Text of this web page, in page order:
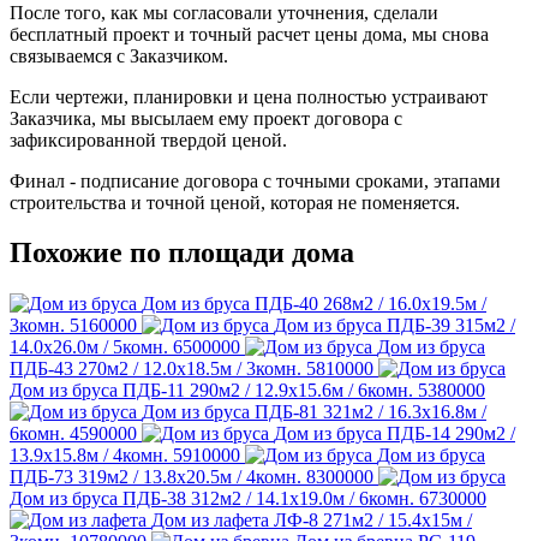
После того, как мы согласовали уточнения, сделали
бесплатный проект и точный расчет цены дома, мы снова
связываемся с Заказчиком.
Если чертежи, планировки и цена полностью устраивают
Заказчика, мы высылаем ему проект договора с
зафиксированной твердой ценой.
Финал - подписание договора с точными сроками, этапами
строительства и точной ценой, которая не поменяется.
Похожие по площади дома
Дом из бруса ПДБ-40 268м2 / 16.0х19.5м /
3комн. 5160000 Дом из бруса ПДБ-39 315м2 /
14.0х26.0м / 5комн. 6500000
Дом из бруса
ПДБ-43 270м2 / 12.0х18.5м / 3комн. 5810000
Дом из бруса ПДБ-11 290м2 / 12.9х15.6м / 6комн. 5380000
Дом из бруса ПДБ-81 321м2 / 16.3х16.8м /
6комн. 4590000 Дом из бруса ПДБ-14 290м2 /
13.9х15.8м / 4комн. 5910000
Дом из бруса
ПДБ-73 319м2 / 13.8х20.5м / 4комн. 8300000
Дом из бруса ПДБ-38 312м2 / 14.1х19.0м / 6комн. 6730000
Дом из лафета ЛФ-8 271м2 / 15.4х15м /